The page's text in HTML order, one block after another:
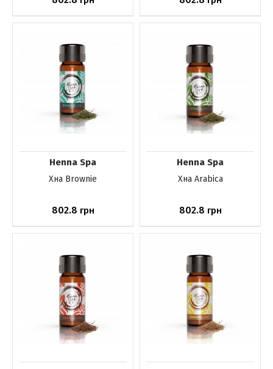
Henna Spa
Хна Brownie
802.8 грн
Henna Spa
Хна Arabica
802.8 грн